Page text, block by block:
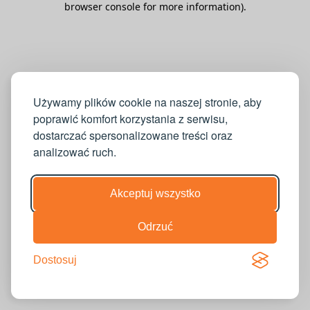
Używamy plików cookie na naszej stronie, aby
poprawić komfort korzystania z serwisu,
dostarczać spersonalizowane treści oraz
analizować ruch.
Akceptuj wszystko
Odrzuć
Dostosuj
browser console for more information).